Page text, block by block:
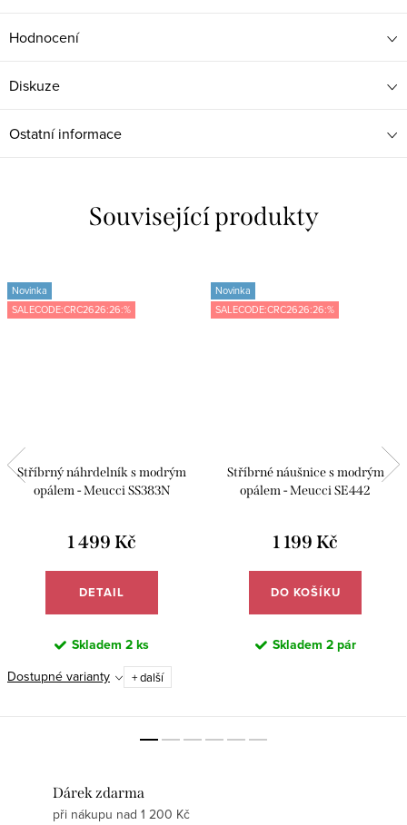
Hodnocení
Diskuze
Ostatní informace
Související produkty
Novinka
SALECODE:CRC2626:26:%
Stříbrný náhrdelník s modrým
opálem - Meucci SS383N
1 499 Kč
DETAIL
Skladem 2 ks
Dostupné varianty
+ další
Novinka
SALECODE:CRC2626:26:%
Stříbrné náušnice s modrým
opálem - Meucci SE442
1 199 Kč
DO KOŠÍKU
Skladem 2 pár
Dárek zdarma
při nákupu nad 1 200 Kč